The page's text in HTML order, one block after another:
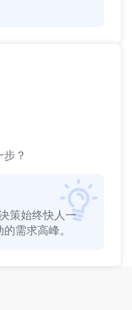
？
策始终快人一
需求高峰。